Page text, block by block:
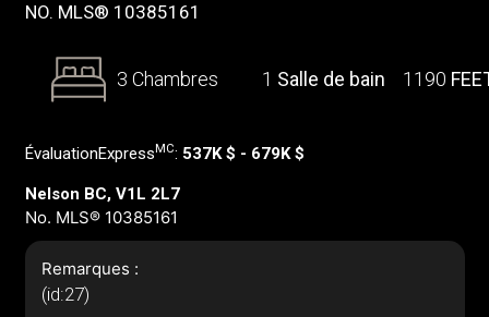
NO. MLS® 10385161
3 Chambres 1 Salle de bain 1190
ÉvaluationExpress MC: 537K $ - 679K $
Nelson BC, V1L 2L7
No. MLS® 10385161
Remarques :
(id:27)